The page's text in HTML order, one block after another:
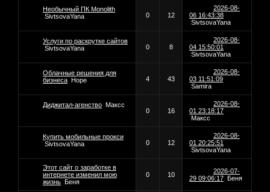
Необычный ПК Monolith
SivtsovaYana
0 12
2026-08-
06 16:43:38
SivtsovaYana
Услуги по раскрутке сайтов
SivtsovaYana
0 8
2026-08-
04 15:50:01
SivtsovaYana
Облачные решения для
бизнеса Hope 4 43
2026-08-
03 11:51:09
Samira
Диджитал-агенство Максс
0
16
2026-08-
01 23:18:17
Максс
Купить мобильные прокси
SivtsovaYana
0 12
2026-08-
01 20:25:51
SivtsovaYana
Этот сайт о заработке в
интернете изменил мою
жизнь Беня
0 10
2026-07-
29 09:06:17 Беня